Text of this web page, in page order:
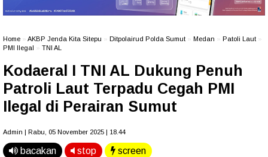
Home AKBP Jenda Kita Sitepu Ditpolairud Polda Sumut Medan Patoli Laut
PMI Ilegal
TNI AL
Kodaeral I TNI AL Dukung Penuh
Patroli Laut Terpadu Cegah PMI
Ilegal di Perairan Sumut
Admin | Rabu, 05 November 2025 | 18.44
bacakan stop screen